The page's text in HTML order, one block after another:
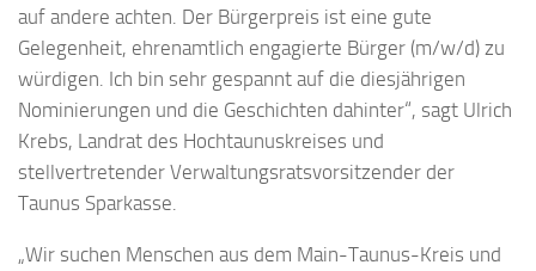
auf andere achten. Der Bürgerpreis ist eine gute
Gelegenheit, ehrenamtlich engagierte Bürger (m/w/d) zu
würdigen. Ich bin sehr gespannt auf die diesjährigen
Nominierungen und die Geschichten dahinter“, sagt Ulrich
Krebs, Landrat des Hochtaunuskreises und
stellvertretender Verwaltungsratsvorsitzender der
Taunus Sparkasse.
„Wir suchen Menschen aus dem Main-Taunus-Kreis und